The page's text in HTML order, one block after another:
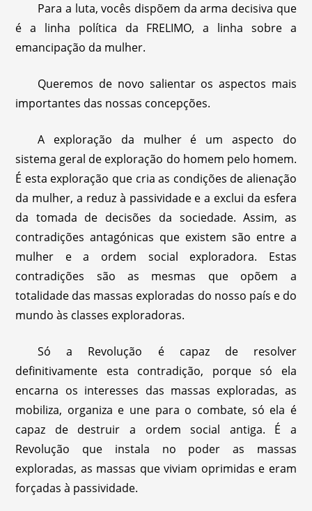
Para a luta, vocês dispõem da arma decisiva que
é a linha política da FRELIMO, a linha sobre a
emancipação da mulher.
Queremos de novo salientar os aspectos mais
importantes das nossas concepções.
A exploração da mulher é um aspecto do
sistema geral de exploração do homem pelo homem.
É esta exploração que cria as condições de alienação
da mulher, a reduz à passividade e a exclui da esfera
da tomada de decisões da sociedade. Assim, as
contradições antagónicas que existem são entre a
mulher e a ordem social exploradora. Estas
contradições são as mesmas que opõem a
totalidade das massas exploradas do nosso país e do
mundo às classes exploradoras.
Só a Revolução é capaz de resolver
definitivamente esta contradição, porque só ela
encarna os interesses das massas exploradas, as
mobiliza, organiza e une para o combate, só ela é
capaz de destruir a ordem social antiga. É a
Revolução que instala no poder as massas
exploradas, as massas que viviam oprimidas e eram
forçadas à passividade.